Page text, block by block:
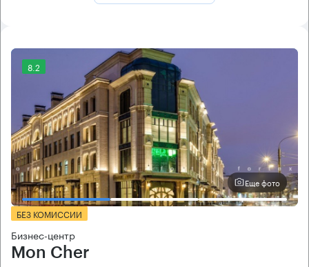
8.2
Еще фото
БЕЗ КОМИССИИ
Бизнес-центр
Mon Cher